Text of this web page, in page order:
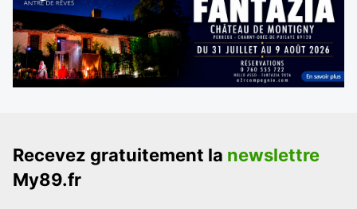
Recevez gratuitement la newslettre
My89.fr